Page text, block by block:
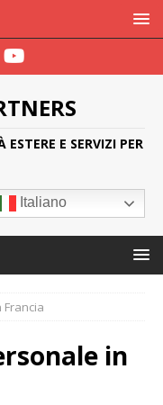
E SERVIZI PER
Italiano
in